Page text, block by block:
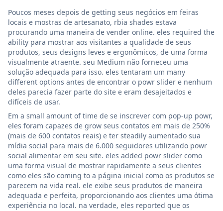
Poucos meses depois de getting seus negócios em feiras
locais e mostras de artesanato, rbia shades estava
procurando uma maneira de vender online. eles required the
ability para mostrar aos visitantes a qualidade de seus
produtos, seus designs leves e ergonômicos, de uma forma
visualmente atraente. seu Medium não forneceu uma
solução adequada para isso. eles tentaram um many
different options antes de encontrar o powr slider e nenhum
deles parecia fazer parte do site e eram desajeitados e
difíceis de usar.
Em a small amount of time de se inscrever com pop-up powr,
eles foram capazes de grow seus contatos em mais de 250%
(mais de 600 contatos reais) e ter steadily aumentado sua
mídia social para mais de 6.000 seguidores utilizando powr
social alimentar em seu site. eles added powr slider como
uma forma visual de mostrar rapidamente a seus clientes
como eles são coming to a página inicial como os produtos se
parecem na vida real. ele exibe seus produtos de maneira
adequada e perfeita, proporcionando aos clientes uma ótima
experiência no local. na verdade, eles reported que os